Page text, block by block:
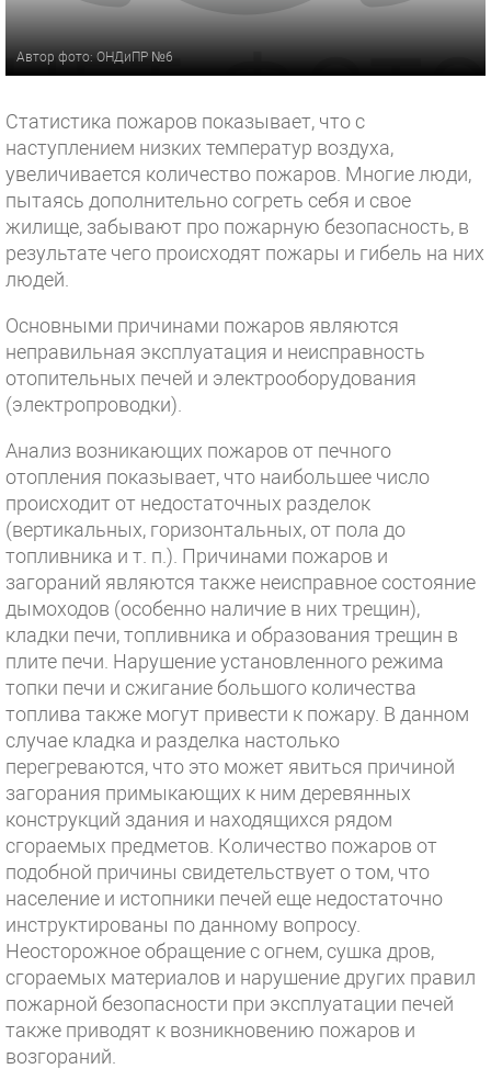
Автор фото: ОНДиПР №6
Статистика пожаров показывает, что с
наступлением низких температур воздуха,
увеличивается количество пожаров. Многие люди,
пытаясь дополнительно согреть себя и свое
жилище, забывают про пожарную безопасность, в
результате чего происходят пожары и гибель на них
людей.
Основными причинами пожаров являются
неправильная эксплуатация и неисправность
отопительных печей и электрооборудования
(электропроводки).
Анализ возникающих пожаров от печного
отопления показывает, что наибольшее число
происходит от недостаточных разделок
(вертикальных, горизонтальных, от пола до
топливника и т. п.). Причинами пожаров и
загораний являются также неисправное состояние
дымоходов (особенно наличие в них трещин),
кладки печи, топливника и образования трещин в
плите печи. Нарушение установленного режима
топки печи и сжигание большого количества
топлива также могут привести к пожару. В данном
случае кладка и разделка настолько
перегреваются, что это может явиться причиной
загорания примыкающих к ним деревянных
конструкций здания и находящихся рядом
сгораемых предметов. Количество пожаров от
подобной причины свидетельствует о том, что
население и истопники печей еще недостаточно
инструктированы по данному вопросу.
Неосторожное обращение с огнем, сушка дров,
сгораемых материалов и нарушение других правил
пожарной безопасности при эксплуатации печей
также приводят к возникновению пожаров и
возгораний.